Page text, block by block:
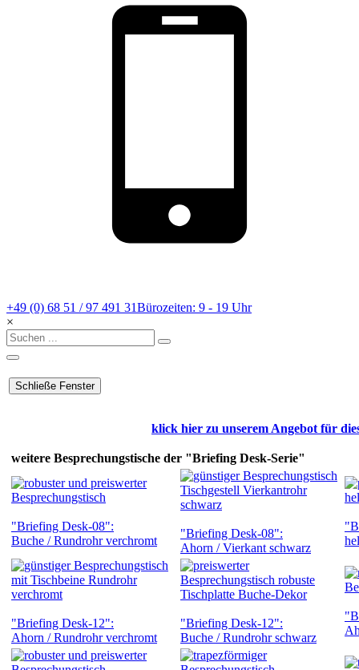
+49 (0) 68 51 / 97 491 31Bürozeiten: 9 - 19 Uhr
×
klick hier zu unserem Angebot für
weitere Besprechungstische der "Briefing Desk-Serie"
"Briefing Desk-08":
Buche / Rundrohr verchromt
"Briefing Desk-08":
Ahorn / Vierkant schwarz
"Briefing Desk-12":
Ahorn / Rundrohr verchromt
"Briefing Desk-12":
Buche / Rundrohr schwarz